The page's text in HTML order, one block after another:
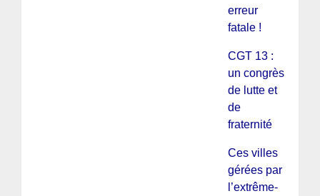
erreur
fatale !
CGT 13 :
un congrès
de lutte et
de
fraternité
Ces villes
gérées par
l’extrême-